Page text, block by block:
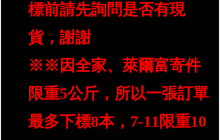
標前請先詢問是否有現
貨，謝謝
※※因全家、萊爾富寄件
限重5公斤，所以一張訂單
最多下標8本，7-11限重10